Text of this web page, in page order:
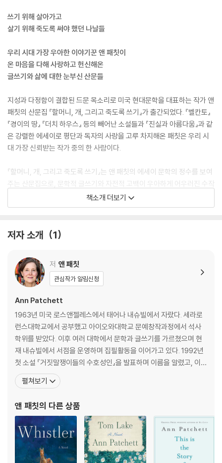
쓰기 위해 살아가고
살기 위해 죽도록 써야 했던 나날들
우리 시대 가장 우아한 이야기꾼 앤 패칫이
온 마음을 다해 사랑하고 헌신해온
글쓰기와 삶에 대한 눈부신 산문들
지성과 다정함이 결합된 드문 목소리로 미국 현대문학을 대표하는 작가 앤
패칫의 산문집 『할머니, 개, 그리고 죽도록 쓰기』가 출간되었다. 『벨칸토』
『경이의 땅』 『더치 하우스』 등의 빼어난 소설들과 『진실과 아름다움』과 같
은 강렬한 에세이로 평단과 독자의 사랑을 고루 차지해온 패칫은 우리 시
대 가장 신뢰받는 작가 중의 한 사람이다.
『할머니, 개, 그리고 죽도록 쓰기』는 앤 패칫의 에세이 문학의 정수를 보여
주는 산문집으로, 문학적 글쓰기와 자전적 고백이 우아하게 어우러진 수작
이다. 지극히 사적인 삶의 파편들을 모두가 공감할 만한 이야기로 풀어내
는 패칫의 재능이 특히 빛을 발하는 책이다. 작가를 꿈꾸며 성장해온 이야
머니와 반려견, 실패한 첫 결혼과 행복을 가져다준 두번째 결혼, 독립 서점
담담한 목소리로 펼쳐진다. 이 책은 뉴욕 타임스 베스트셀러 목록에 올랐
으며, 리즈 위더스푼 북클럽 도서로도 선정되었다.
집필하기 시작했다. 소설만으로는 생활을 꾸릴 수 없었기 때문이다. “처음
작가의 길에 들어선 뒤 십 년간은 나를 부양해주는 문제에서 소설은 내 반
려견만큼이나 무능했”다고 그녀는 재치 있게 회상한다. 그만큼 이 책에는
거장의 화려한 모습 뒤에 숨겨진 ‘쓰는 노동자’로서의 역사가 생생하게 담
겨 있으며, 패칫 자신의 삶과 육성이 솔직하게 묻어난다. 할머니, 반려견,
그리고 글쓰기를 비롯해 그녀가 온 마음을 다해 사랑하고 헌신해온 것들에
대한 다정하고 아름다운 소묘들이다. 패칫 특유의 우아한 문장과 위트, 그
리고 오래 쓰기를 견뎌온 사람만이 건넬 수 있는 진심이 고스란히 담겨 있
Blending literature and memoir, Ann Patchett, author of S
tate of Wonder, Run, and Bel Canto, examines her deepes
t commitments―to writing, family, friends, dogs, books,
and her husband―creating a resonant portrait of a life in
책소개 더보기
저자 소개 1
저 앤 패칫
관심작가 알림신청
Ann Patchett
1963년 미국 로스앤젤레스에서 태어나 내슈빌에서 자랐다. 세라로
런스대학교에서 공부했고 아이오와대학교 문예창작과정에서 석사
학위를 받았다. 이후 여러 대학에서 문학과 글쓰기를 가르쳤으며 현
재 내슈빌에서 서점을 운영하며 집필활동을 이어가고 있다. 1992년
첫 소설 『거짓말쟁이들의 수호성인』을 발표하며 이름을 알렸고, 이
년 후 『태프트』를 출간하며 재닛 하이딩거 카프카 상과 구겐하임 펠
로십을 수여했다. 2011년 출간한 『벨칸토』가 미국에서만 백만 부 이
은 전미도서비평가협회상 최종 후보에 올랐으며, 앤 패칫
펼쳐보기
앤 패칫의 다른 상품